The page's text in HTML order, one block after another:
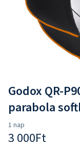
Godox QR-
parabola